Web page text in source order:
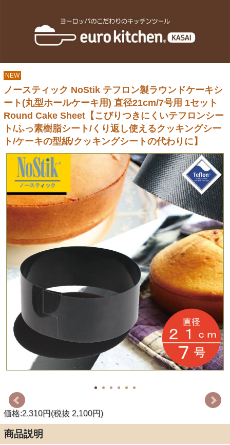
NEW
ノースティック NoStik テフロン製ラウンドケーキシ
ート(丸型ホールケーキ用) 直径21cm/7号用 1セット
Round Cake Sheet【こびりつきにくいテフロンシー
ト/ふっ素樹脂シート/くり返し使えるクッキングシー
ト/ケーキの型紙/クッキングシートの代わりに】
価格:2,310円(税抜 2,100円)
商品説明